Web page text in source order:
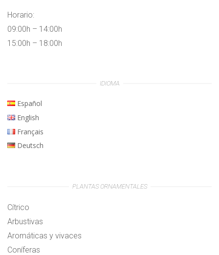
Horario:
09:00h – 14:00h
15:00h – 18:00h
IDIOMA
Español
English
Français
Deutsch
PLANTAS ORNAMENTALES
Cítrico
Arbustivas
Aromáticas y vivaces
Coníferas